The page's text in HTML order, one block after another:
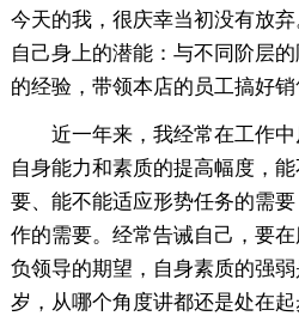
今天的我，很庆幸当初没有放
自己身上的潜能：与不同阶层
的经验，带领本店的员工搞好销
近一年来，我经常在工作
自身能力和素质的提高幅度，
要、能不能适应形势任务的需
作的需要。经常告诫自己，要
负领导的期望，自身素质的强
岁，从哪个角度讲都还是处在